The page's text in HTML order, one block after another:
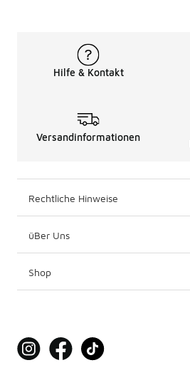
Hilfe & Kontakt
Versandinformationen
Rechtliche Hinweise
üBer Uns
Shop